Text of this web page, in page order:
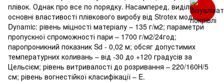
плівок. Однак про все по порядку. Насамперед, виділимо
основні властивості плівкового виробу від Strotex моделі
Dynamic: рівень міцності матеріалу – 135 г/м2; параметри
пропускної спроможності пари – 1700 г/м2/24год;
паропроникний показник Sd - 0,02 м; обсяг допустимих
температурних коливань – від -30 до +120 градусів за
Цельсієм; рівень витривалості до розривання – 220/160Н/5
см; рівень вогнестійкої класифікації – E.